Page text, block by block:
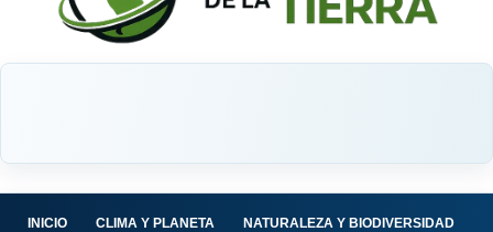
INICIO CLIMA Y PLANETA NATURALEZA Y BIODIVERSIDAD